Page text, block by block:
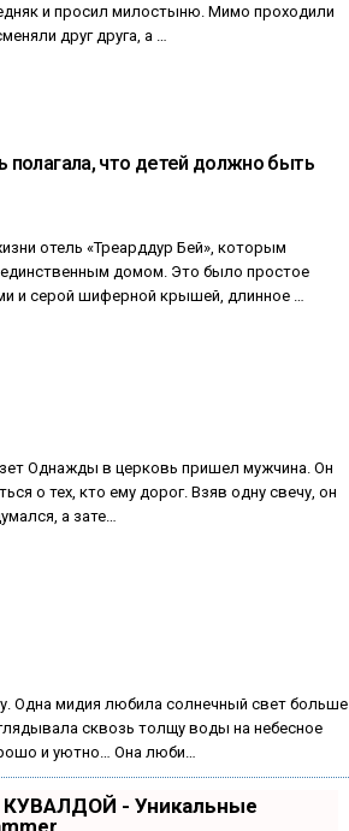
и просил милостыню. Мимо проходили
друг друга, а …
полагала, что детей должно быть
отель «Треарддур Бей», которым
домом. Это было простое
и серой шиферной крышей, длинное …
Однажды в церковь пришел мужчина. Он
о тех, кто ему дорог. Взяв одну свечу, он
а зате…
Одна мидия любила солнечный свет больше
сквозь толщу воды на небесное
и уютно… Она люби…
- Уникальные